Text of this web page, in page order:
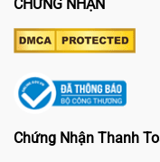
CHỨNG NHẬN
Chứng Nhận Thanh